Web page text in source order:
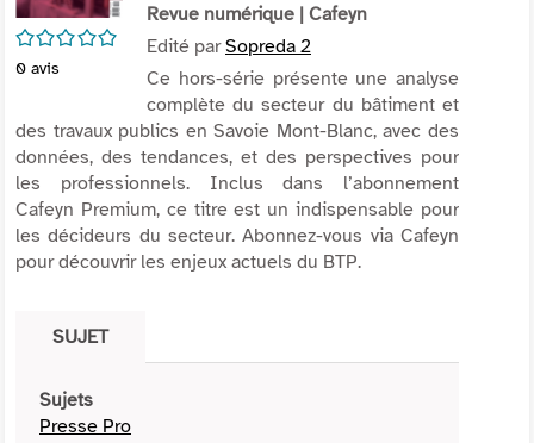
/5
0 avis
Revue numérique | Cafeyn
Edité parSopreda 2
Ce hors-série présente une analyse
complète du secteur du bâtiment et
des travaux publics en Savoie Mont-Blanc, avec des
données, des tendances, et des perspectives pour
les professionnels. Inclus dans l’abonnement
Cafeyn Premium, ce titre est un indispensable pour
les décideurs du secteur. Abonnez-vous via Cafeyn
pour découvrir les enjeux actuels du BTP.
SUJET
Sujets
Presse Pro